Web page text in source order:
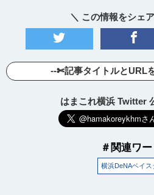
＼ この情報をシェ
--✄記事タイトルとURL
はまこれ横浜 Twitter
＃関連ワー
横浜DeNAベイス